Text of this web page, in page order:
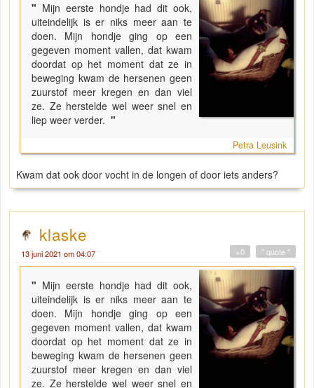
" Mijn eerste hondje had dit ook,
uiteindelijk is er niks meer aan te
doen. Mijn hondje ging op een
gegeven moment vallen, dat kwam
doordat op het moment dat ze in
beweging kwam de hersenen geen
zuurstof meer kregen en dan viel
ze. Ze herstelde wel weer snel en
liep weer verder. "
Petra Leusink
Kwam dat ook door vocht in de longen of door iets anders?
klaske
13 juni 2021 om 04:07 " quote "
+0
" Mijn eerste hondje had dit ook,
uiteindelijk is er niks meer aan te
doen. Mijn hondje ging op een
gegeven moment vallen, dat kwam
doordat op het moment dat ze in
beweging kwam de hersenen geen
zuurstof meer kregen en dan viel
ze. Ze herstelde wel weer snel en